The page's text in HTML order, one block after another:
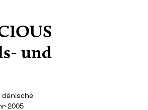
und
dänische
2005